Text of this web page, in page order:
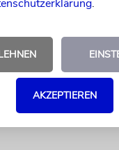
.
AKZEPTIEREN